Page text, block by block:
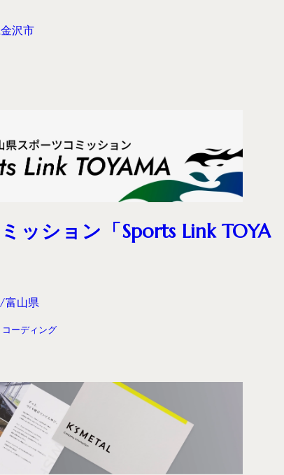
沢市
ッション「Sports Link TOYA
富山県
ーディング